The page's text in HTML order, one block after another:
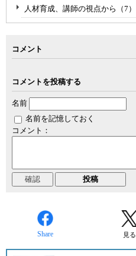
人材育成、講師の視点から（7）
コメント
コメントを投稿する
名前
名前を記憶しておく
コメント：
Share 見る